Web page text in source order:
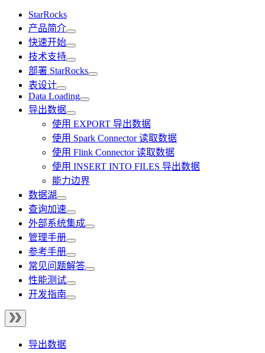
StarRocks
产品简介
快速开始
技术支持
部署 StarRocks
表设计
Data Loading
导出数据
使用 EXPORT 导出数据
使用 Spark Connector 读取数据
使用 Flink Connector 读取数据
使用 INSERT INTO FILES 导出数据
能力边界
数据湖
查询加速
外部系统集成
管理手册
参考手册
常见问题解答
性能测试
开发指南
导出数据